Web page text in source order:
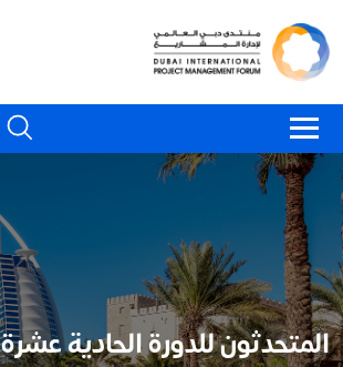
المتحدثون للدورة الحادية عشرة